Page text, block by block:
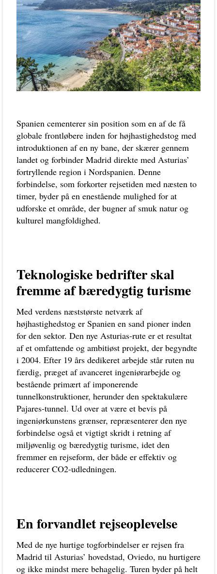
Spanien cementerer sin position som en af de få
globale frontløbere inden for højhastighedstog med
introduktionen af en ny bane, der skærer gennem
landet og forbinder Madrid direkte med Asturias’
fortryllende region i Nordspanien. Denne
forbindelse, som forkorter rejsetiden med næsten to
timer, byder på en enestående mulighed for at
udforske et område, der bugner af smuk natur og
kulturel mangfoldighed.
Teknologiske bedrifter skal
fremme af bæredygtig turisme
Med verdens næststørste netværk af
højhastighedstog er Spanien en sand pioner inden
for den sektor. Den nye Asturias-rute er et resultat
af et omfattende og ambitiøst projekt, der begyndte
i 2004. Efter 19 års dedikeret arbejde står ruten nu
færdig, præget af avanceret ingeniørarbejde og
bestående primært af imponerende
tunnelkonstruktioner, herunder den spektakulære
Pajares-tunnel. Ud over at være et bevis på
ingeniørkunstens grænser, repræsenterer den nye
forbindelse også et vigtigt skridt i retning af
miljøvenlig og bæredygtig turisme, idet den
fremmer en rejseform, der både er effektiv og
reducerer CO2-udledningen.
En forvandlet rejseoplevelse
Med de nye hurtige togforbindelser er rejsen fra
Madrid til Asturias’ hovedstad, Oviedo, nu hurtigere
og ikke mindst mere behagelig. Turen byder på helt